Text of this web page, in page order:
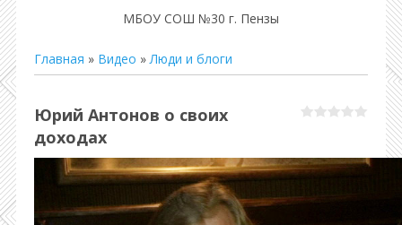
МБОУ СОШ №30 г. Пензы
Главная » Видео »Люди и блоги
Юрий Антонов о своих
доходах